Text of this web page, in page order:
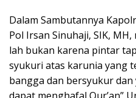
Dalam Sambutannya
Pol Irsan Sinuhaji, SIK,
lah bukan karena pintar
syukuri atas karunia yang
bangga dan bersyukur